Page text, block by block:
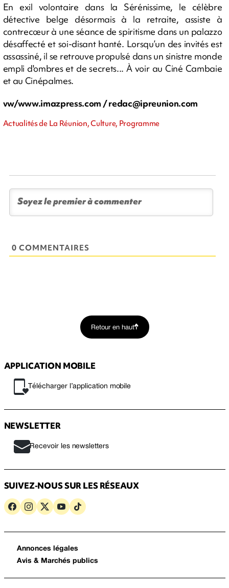
En exil volontaire dans la Sérénissime, le célèbre
détective belge désormais à la retraite, assiste à
contrecœur à une séance de spiritisme dans un palazzo
désaffecté et soi-disant hanté. Lorsqu’un des invités est
assassiné, il se retrouve propulsé dans un sinistre monde
empli d'ombres et de secrets... À voir au Ciné Cambaie
et au Cinépalmes.
vw/www.imazpress.com /redac@ipreunion.com
Actualités de La Réunion, Culture, Programme
0 COMMENTAIRES
Retour en haut
APPLICATION MOBILE
Télécharger l’application mobile
NEWSLETTER
Recevoir les newsletters
SUIVEZ-NOUS SUR LES RÉSEAUX
Annonces légales
Avis & Marchés publics